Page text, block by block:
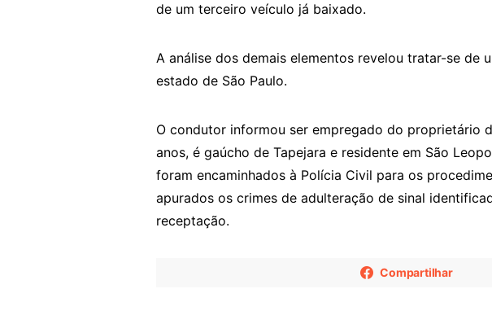
de um terceiro veículo já baixado.
A análise dos demais elementos revelou tratar-se de
estado de São Paulo.
O condutor informou ser empregado do proprietário
anos, é gaúcho de Tapejara e residente em São
foram encaminhados à Polícia Civil para os
apurados os crimes de adulteração de sinal
receptação.
Compartilhar